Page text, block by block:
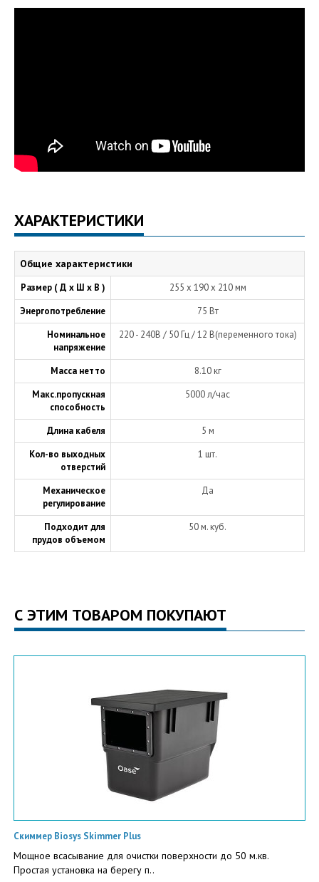
ХАРАКТЕРИСТИКИ
Общие характеристики
Размер ( Д х Ш х В )
255 x 190 x 210 мм
Энергопотребление
75 Вт
Номинальное
напряжение
220 - 240В / 50 Гц / 12 В(переменного тока)
Масса нетто
8.10 кг
Макс.пропускная
способность
5000 л/час
Длина кабеля
5 м
Кол-во выходных
отверстий
1 шт.
Механическое
регулирование
Да
Подходит для
прудов объемом
50 м. куб.
С ЭТИМ ТОВАРОМ ПОКУПАЮТ
Скиммер Biosys Skimmer Plus
Мощное всасывание для очистки поверхности до 50 м.кв.
Простая установка на берегу п..